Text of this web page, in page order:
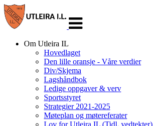
navigasjon
Om Utleira IL
Hovedlaget
Den lille oransje - Våre verdier
Div/Skjema
Lagshåndbok
Ledige oppgaver & verv
Sportsstyret
Strategier 2021-2025
Møteplan og møtereferater
Lov for Utleira IL (Tidl. vedtekter)